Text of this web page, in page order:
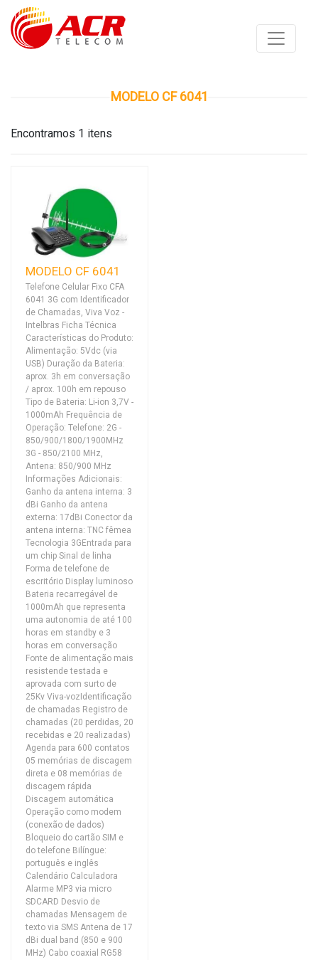
MODELO CF 6041
Encontramos 1 itens
MODELO CF 6041
Telefone Celular Fixo CFA
6041 3G com Identificador
de Chamadas, Viva Voz -
Intelbras Ficha Técnica
Características do Produto:
Alimentação: 5Vdc (via
USB) Duração da Bateria:
aprox. 3h em conversação
/ aprox. 100h em repouso
Tipo de Bateria: Li-ion 3,7V -
1000mAh Frequência de
Operação: Telefone: 2G -
850/900/1800/1900MHz
3G - 850/2100 MHz,
Antena: 850/900 MHz
Informações Adicionais:
Ganho da antena interna: 3
dBi Ganho da antena
externa: 17dBi Conector da
antena interna: TNC fêmea
Tecnologia 3GEntrada para
um chip Sinal de linha
Forma de telefone de
escritório Display luminoso
Bateria recarregável de
1000mAh que representa
uma autonomia de até 100
horas em standby e 3
horas em conversação
Fonte de alimentação mais
resistende testada e
aprovada com surto de
25Kv Viva-vozIdentificação
de chamadas Registro de
chamadas (20 perdidas, 20
recebidas e 20 realizadas)
Agenda para 600 contatos
05 memórias de discagem
direta e 08 memórias de
discagem rápida
Discagem automática
Operação como modem
(conexão de dados)
Bloqueio do cartão SIM e
do telefone Bilíngue:
português e inglês
Calendário Calculadora
Alarme MP3 via micro
SDCARD Desvio de
chamadas Mensagem de
texto via SMS Antena de 17
dBi dual band (850 e 900
MHz) Cabo coaxial RG58